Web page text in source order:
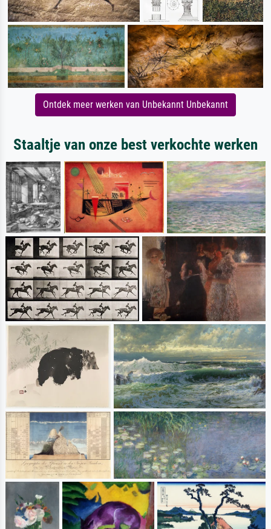
Ontdek meer werken van Unbekannt Unbekannt
Staaltje van onze best verkochte werken